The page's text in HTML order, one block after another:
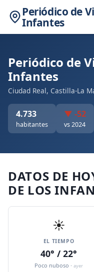
Periódico de
Infantes
Periódico de
Infantes
Ciudad Real, Castilla-La
4.733
habitantes
▼ -52
vs 2024
DATOS DE
DE LOS
☀️
EL TIEMPO
40° / 22°
Poco nuboso · ayer